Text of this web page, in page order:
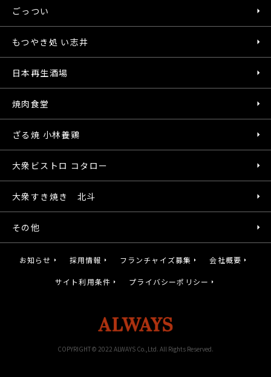
ごっつい
もつやき処 い志井
日本再生酒場
焼肉食堂
ざる焼 小林養鶏
大衆ビストロ コタロー
大衆すき焼き 北斗
その他
お知らせ 採用情報 フランチャイズ募集 会社概要
サイト利用条件 プライバシーポリシー
COPYRIGHT© 2022 ALWAYS Co.,Ltd. All Rights Reserved.